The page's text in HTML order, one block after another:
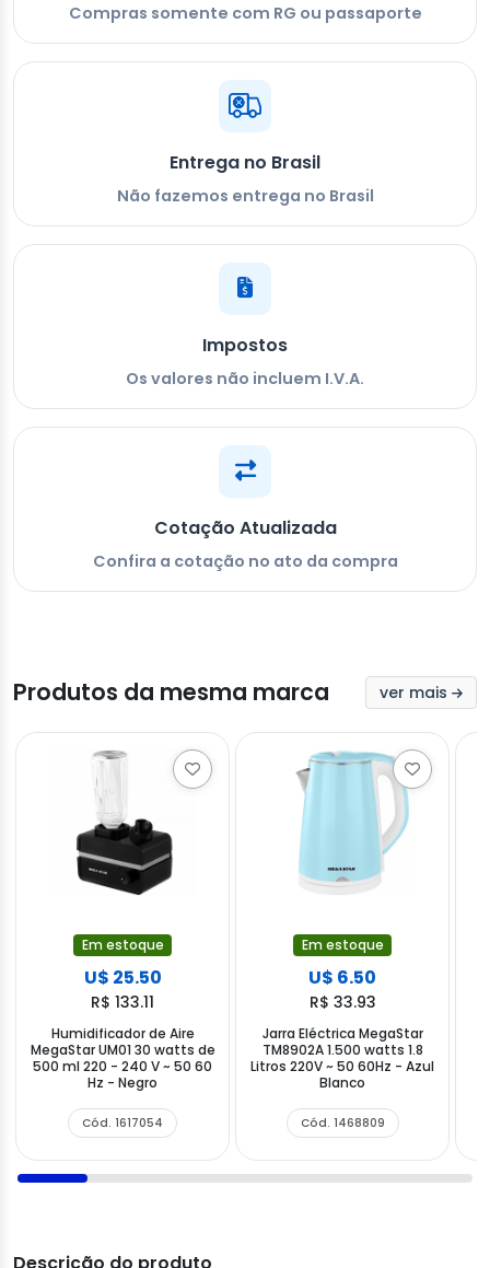
Compras somente com RG ou passaporte
Entrega no Brasil
Não fazemos entrega no Brasil
Impostos
Os valores não incluem I.V.A.
Cotação Atualizada
Confira a cotação no ato da compra
Produtos da mesma marca ver mais
Em estoque
U$ 25.50
R$ 133.11
Humidificador de Aire
MegaStar UM01 30 watts de
500 ml 220 - 240 V ~ 50 60
Hz - Negro
Cód. 1617054
Em estoque
U$ 6.50
R$ 33.93
Jarra Eléctrica MegaStar
TM8902A 1.500 watts 1.8
Litros 220V ~ 50 60Hz - Azul
Blanco
Cód. 1468809